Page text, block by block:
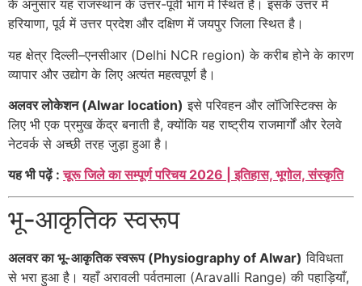
के अनुसार यह राजस्थान के उत्तर-पूर्वी भाग में स्थित है। इसके उत्तर में
हरियाणा, पूर्व में उत्तर प्रदेश और दक्षिण में जयपुर जिला स्थित है।
यह क्षेत्र दिल्ली–एनसीआर (Delhi NCR region) के करीब होने के कारण
व्यापार और उद्योग के लिए अत्यंत महत्वपूर्ण है।
अलवर लोकेशन (Alwar location) इसे परिवहन और लॉजिस्टिक्स के
लिए भी एक प्रमुख केंद्र बनाती है, क्योंकि यह राष्ट्रीय राजमार्गों और रेलवे
नेटवर्क से अच्छी तरह जुड़ा हुआ है।
यह भी पढ़ें :चूरू जिले का सम्पूर्ण परिचय 2026 | इतिहास, भूगोल, संस्कृति
भू-आकृतिक स्वरूप
अलवर का भू-आकृतिक स्वरूप (Physiography of Alwar) विविधता
से भरा हुआ है। यहाँ अरावली पर्वतमाला (Aravalli Range) की पहाड़ियाँ,